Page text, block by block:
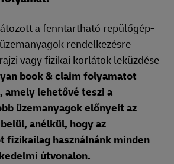
a fenntartható repülőgép-
rendelkezésre
vagy fizikai korlátok leküzdése
book & claim folyamatot
amely lehetővé teszi a
üzemanyagok előnyeit az
anélkül, hogy az
fizikailag használnánk minden
útvonalon.